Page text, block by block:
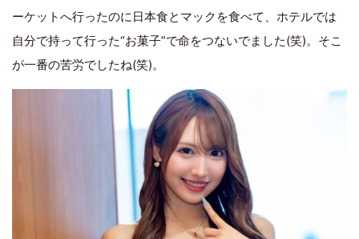
ーケットへ行ったのに日本食とマックを食べて、ホテルでは
自分で持って行った“お菓子”で命をつないでました(笑)。そこ
が一番の苦労でしたね(笑)。